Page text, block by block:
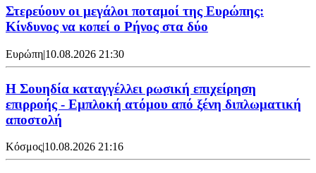
Στερεύουν οι μεγάλοι ποταμοί της Ευρώπης:
Κίνδυνος να κοπεί ο Ρήνος στα δύο
Ευρώπη|10.08.2026 21:30
Η Σουηδία καταγγέλλει ρωσική επιχείρηση
επιρροής - Εμπλοκή ατόμου από ξένη διπλωματική
αποστολή
Κόσμος|10.08.2026 21:16